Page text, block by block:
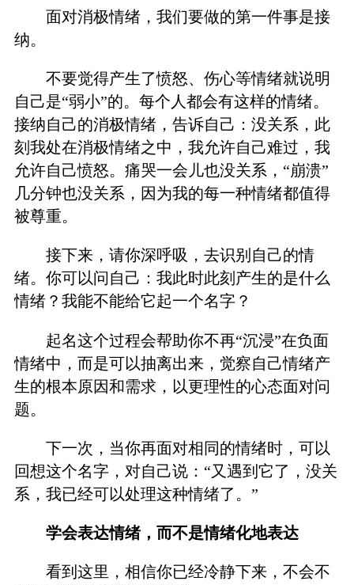
面对消极情绪，我们要做的第一件事是接
纳。
不要觉得产生了愤怒、伤心等情绪就说明
自己是“弱小”的。每个人都会有这样的情绪。
接纳自己的消极情绪，告诉自己：没关系，此
刻我处在消极情绪之中，我允许自己难过，我
允许自己愤怒。痛哭一会儿也没关系，“崩溃”
几分钟也没关系，因为我的每一种情绪都值得
被尊重。
接下来，请你深呼吸，去识别自己的情
绪。你可以问自己：我此时此刻产生的是什么
情绪？我能不能给它起一个名字？
起名这个过程会帮助你不再“沉浸”在负面
情绪中，而是可以抽离出来，觉察自己情绪产
生的根本原因和需求，以更理性的心态面对问
题。
下一次，当你再面对相同的情绪时，可以
回想这个名字，对自己说：“又遇到它了，没关
系，我已经可以处理这种情绪了。”
学会表达情绪，而不是情绪化地表达
看到这里，相信你已经冷静下来，不会不